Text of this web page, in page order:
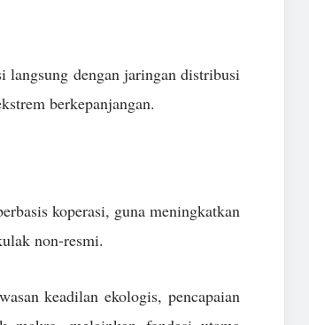
langsung dengan jaringan distribusi
berkepanjangan.
koperasi, guna meningkatkan
non-resmi.
keadilan ekologis, pencapaian